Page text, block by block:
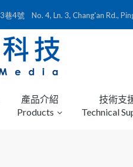
4號 No. 4, Ln. 3, Chang'an Rd.,
產品介紹
Products
技術支
Technical